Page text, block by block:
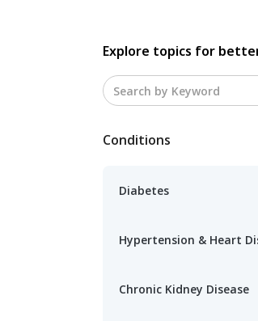
Explore topics for
Conditions
Diabetes
Hypertension & Heart
Chronic Kidney Disease